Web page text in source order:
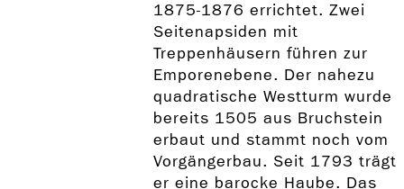
1875-1876 errichtet. Zwei
Seitenapsiden mit
Treppenhäusern führen zur
Emporenebene. Der nahezu
quadratische Westturm wurde
bereits 1505 aus Bruchstein
erbaut und stammt noch vom
Vorgängerbau. Seit 1793 trägt
er eine barocke Haube. Das